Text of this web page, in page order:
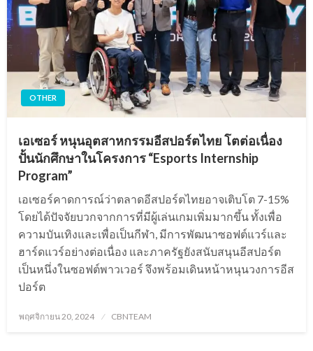
OTHER
เอเซอร์ หนุนอุตสาหกรรมอีสปอร์ตไทย โตต่อเนื่อง
ปั้นนักศึกษาในโครงการ “Esports Internship
Program”
เอเซอร์คาดการณ์ว่าตลาดอีสปอร์ตไทยอาจเติบโต 7-15%
โดยได้ปัจจัยบวกจากการที่มีผู้เล่นเกมเพิ่มมากขึ้น ทั้งเพื่อ
ความบันเทิงและเพื่อเป็นกีฬา, มีการพัฒนาซอฟต์แวร์และ
ฮาร์ดแวร์อย่างต่อเนื่อง และภาครัฐยังสนับสนุนอีสปอร์ต
เป็นหนึ่งในซอฟต์พาวเวอร์ จึงพร้อมเดินหน้าหนุนวงการอีส
ปอร์ต
Posted
พฤศจิกายน 20, 2024 CBNTEAM